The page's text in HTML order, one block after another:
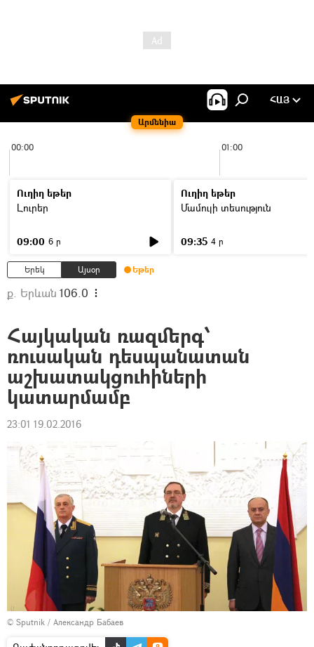
Արմենիա
ՀԱՅ
00:00 01:00
Ուղիղ եթեր
Լուրեր
09:00 6 ր
Ուղիղ եթեր
Մամուլի տեսություն
09:35 4 ր
Երեկ Այսօր Եթեր
ք. Երևան 106.0
Հայկական ռազմերգ՝
ռուսական դեսպանատան
աշխատակցուհիների
կատարմամբ
23:01 19.02.2016
© Sputnik / Александр Бабаев